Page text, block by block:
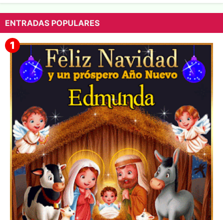
ENTRADAS POPULARES